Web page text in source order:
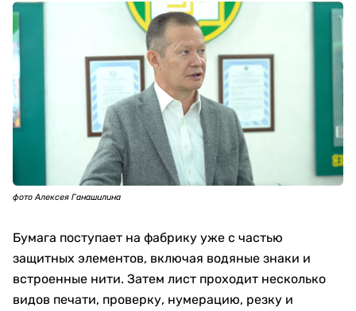
фото Алексея Ганашилина
Бумага поступает на фабрику уже с частью
защитных элементов, включая водяные знаки и
встроенные нити. Затем лист проходит несколько
видов печати, проверку, нумерацию, резку и